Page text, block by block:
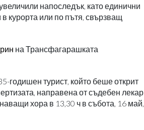
напоследък, като единични
курорта или по пътя, свързващ
на Трансфагарашката
годишен турист, който беше открит
направена от съдебен лекар
хора в 13,30 ч в събота, 16 май,